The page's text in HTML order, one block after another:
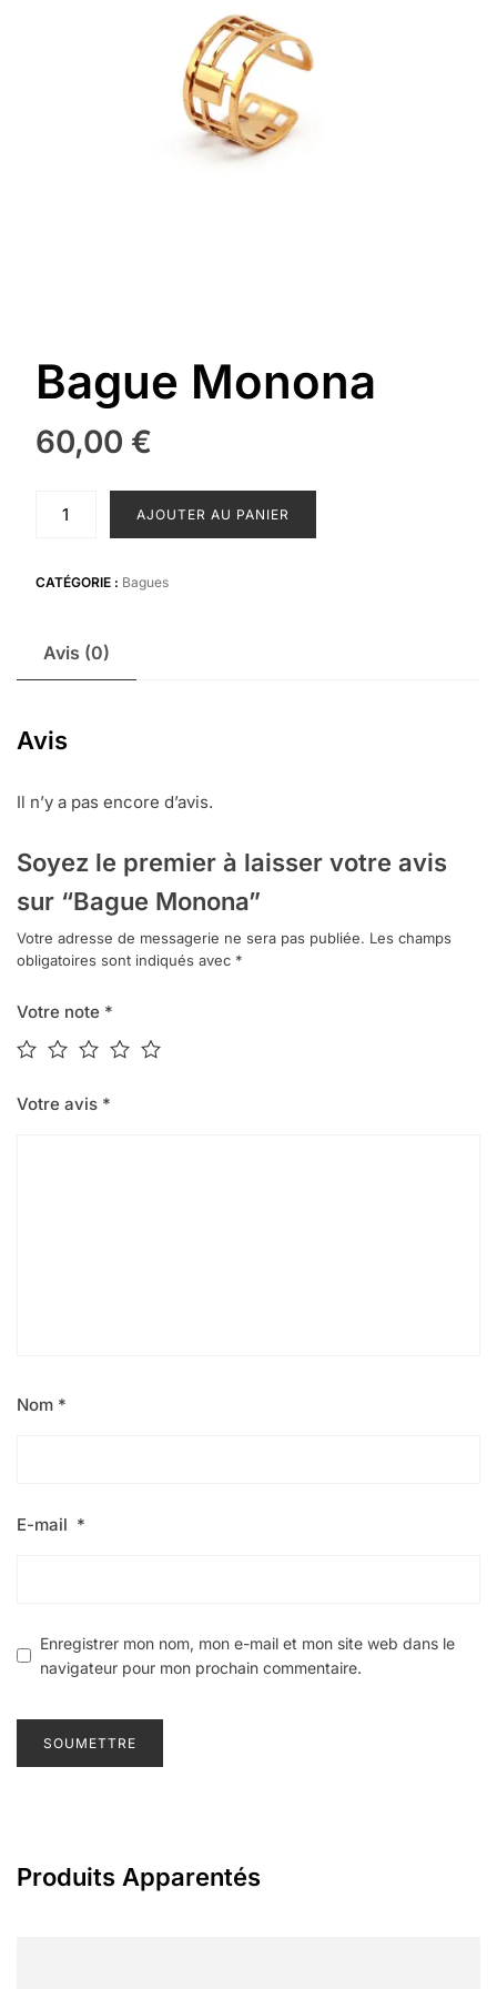
Bague Monona
60,00 €
Monona
AJOUTER AU PANIER
CATÉGORIE : Bagues
Avis (0)
Avis
Il n’y a pas encore d’avis.
Soyez le premier à laisser votre avis
sur “Bague Monona”
Votre adresse de messagerie ne sera pas publiée. Les champs
obligatoires sont indiqués avec *
Votre note *
Votre avis *
Nom *
E-mail *
Enregistrer mon nom, mon e-mail et mon site web dans le
navigateur pour mon prochain commentaire.
Produits Apparentés